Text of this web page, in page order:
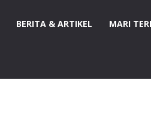
BERITA & ARTIKEL MARI